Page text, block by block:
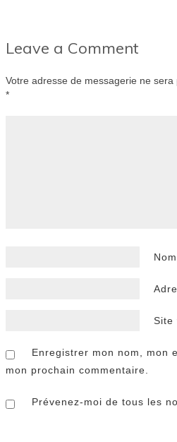
Leave a Comment
Votre adresse de messagerie ne sera
*
Nom
Site
Enregistrer mon nom, mon
mon prochain commentaire.
Prévenez-moi de tous les